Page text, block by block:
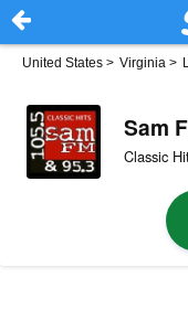
United States > Virginia >
Sam
Classic